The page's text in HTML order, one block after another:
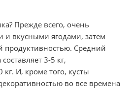
Прежде всего, очень
вкусными ягодами, затем
продуктивностью. Средний
3-5 кг,
кг. И, кроме того, кусты
во все времена